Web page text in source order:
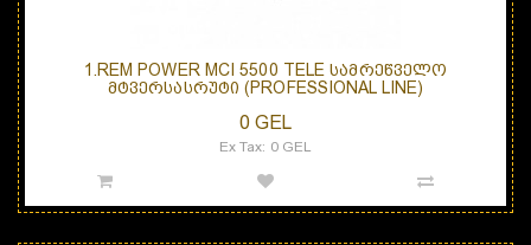
1.REM POWER MCI 5500 TELE ᲡᲐᲛᲠᲔᲬᲕᲔᲚᲝ
ᲛᲢᲕᲔᲠᲡᲐᲡᲠᲣᲢᲘ (PROFESSIONAL LINE)
0 GEL
Ex Tax: 0 GEL